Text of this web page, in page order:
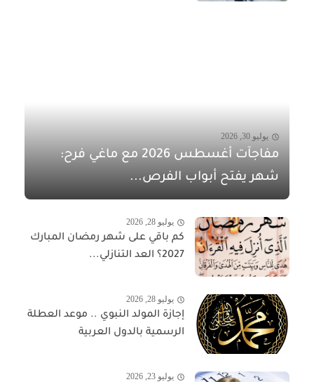
يوليو 30, 2026
مفاجآت أغسطس 2026 مع ماغي فرح:
شهر يفتح أبواب الفرص...
يوليو 28, 2026
كم باقي على شهر رمضان المبارك
2027؟ العد التنازلي...
يوليو 28, 2026
إجازة المولد النبوي .. موعد العطلة
الرسمية بالدول العربية
يوليو 23, 2026